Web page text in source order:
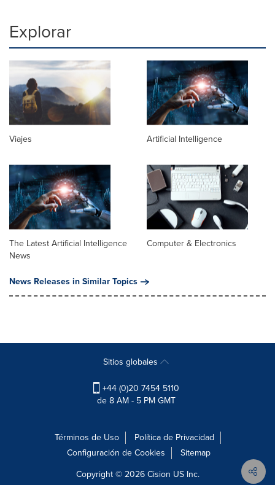
Explorar
Viajes Artificial Intelligence
The Latest Artificial Intelligence
News
Computer & Electronics
News Releases in Similar Topics
Sitios globales
+44 (0)20 7454 5110
de 8 AM - 5 PM GMT
Términos de Uso
Política de Privacidad
Configuración de Cookies
Sitemap
Copyright © 2026Cision US Inc.